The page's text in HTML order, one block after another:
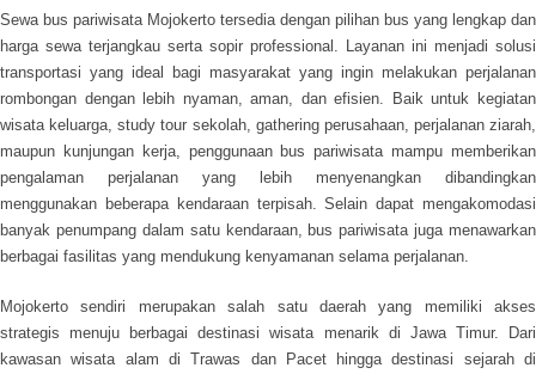
Sewa bus pariwisata Mojokerto tersedia dengan pilihan bus yang lengkap dan
harga sewa terjangkau serta sopir professional. Layanan ini menjadi solusi
transportasi yang ideal bagi masyarakat yang ingin melakukan perjalanan
rombongan dengan lebih nyaman, aman, dan efisien. Baik untuk kegiatan
wisata keluarga, study tour sekolah, gathering perusahaan, perjalanan ziarah,
maupun kunjungan kerja, penggunaan bus pariwisata mampu memberikan
pengalaman perjalanan yang lebih menyenangkan dibandingkan
menggunakan beberapa kendaraan terpisah. Selain dapat mengakomodasi
banyak penumpang dalam satu kendaraan, bus pariwisata juga menawarkan
berbagai fasilitas yang mendukung kenyamanan selama perjalanan.
Mojokerto sendiri merupakan salah satu daerah yang memiliki akses
strategis menuju berbagai destinasi wisata menarik di Jawa Timur. Dari
kawasan wisata alam di Trawas dan Pacet hingga destinasi sejarah di